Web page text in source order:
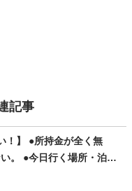
記事
！】 ●所持金が全く無
。 ●今日行く場所・泊る
況次第で支援もOK! こ